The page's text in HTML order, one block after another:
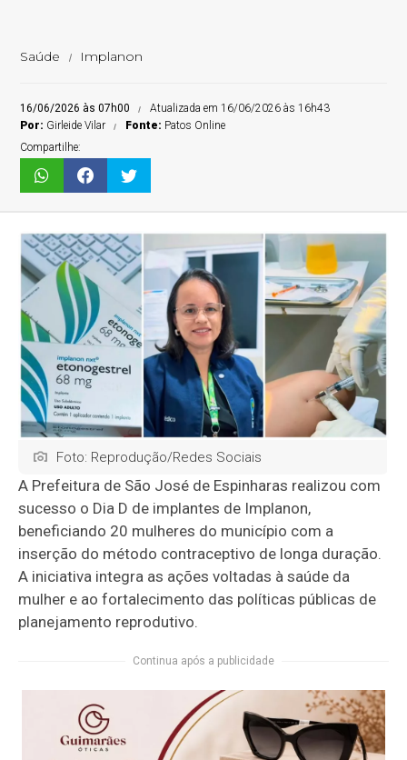
Saúde Implanon
16/06/2026 às 07h00
Atualizada em 16/06/2026 às 16h43
Por: Girleide Vilar Fonte: Patos Online
Compartilhe:
Foto: Reprodução/Redes Sociais
A Prefeitura de São José de Espinharas realizou com
sucesso o Dia D de implantes de Implanon,
beneficiando 20 mulheres do município com a
inserção do método contraceptivo de longa duração.
A iniciativa integra as ações voltadas à saúde da
mulher e ao fortalecimento das políticas públicas de
planejamento reprodutivo.
Continua após a publicidade